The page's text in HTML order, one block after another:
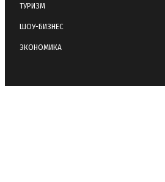
ТУРИЗМ
ШОУ-БИЗНЕС
ЭКОНОМИКА